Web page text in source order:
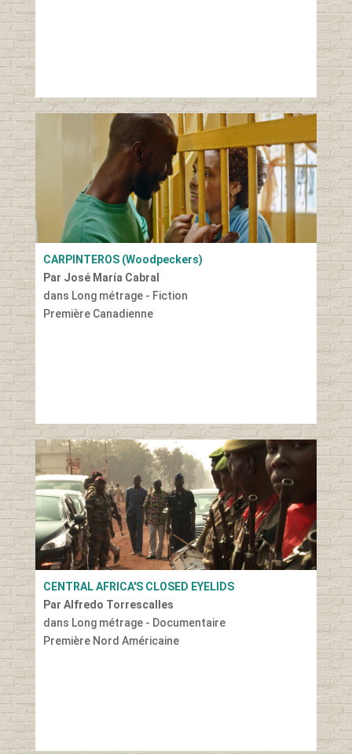
CARPINTEROS (Woodpeckers)
Par José María Cabral
dans Long métrage - Fiction
Première Canadienne
CENTRAL AFRICA'S CLOSED EYELIDS
Par Alfredo Torrescalles
dans Long métrage - Documentaire
Première Nord Américaine